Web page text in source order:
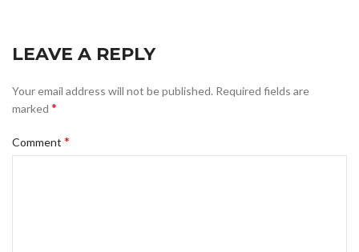
LEAVE A REPLY
Your email address will not be published. Required fields are
marked *
Comment *